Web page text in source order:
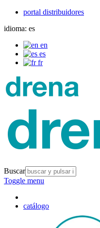
portal distribuidores
idioma: es
en
es
fr
Buscar
Toggle menu
catálogo